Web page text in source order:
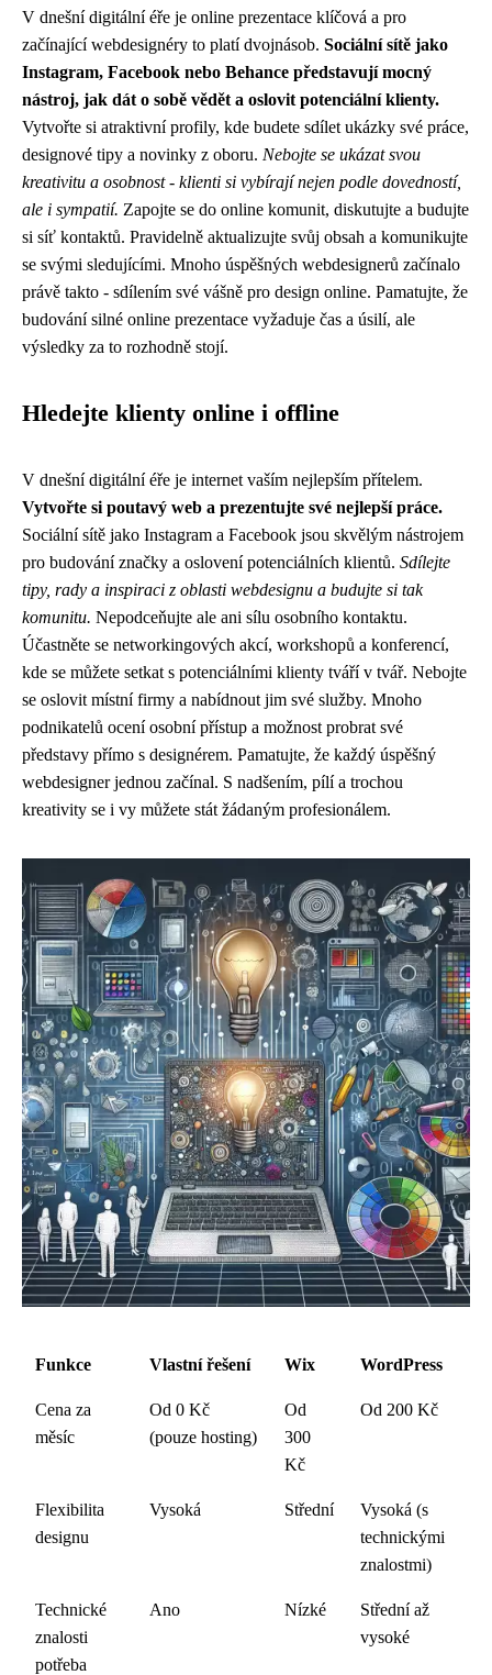
V dnešní digitální éře je online prezentace klíčová a pro
začínající webdesignéry to platí dvojnásob. Sociální sítě jako
Instagram, Facebook nebo Behance představují mocný
nástroj, jak dát o sobě vědět a oslovit potenciální klienty.
Vytvořte si atraktivní profily, kde budete sdílet ukázky své práce,
designové tipy a novinky z oboru. Nebojte se ukázat svou
kreativitu a osobnost - klienti si vybírají nejen podle dovedností,
ale i sympatií. Zapojte se do online komunit, diskutujte a budujte
si síť kontaktů. Pravidelně aktualizujte svůj obsah a komunikujte
se svými sledujícími. Mnoho úspěšných webdesignerů začínalo
právě takto - sdílením své vášně pro design online. Pamatujte, že
budování silné online prezentace vyžaduje čas a úsilí, ale
výsledky za to rozhodně stojí.
Hledejte klienty online i offline
V dnešní digitální éře je internet vaším nejlepším přítelem.
Vytvořte si poutavý web a prezentujte své nejlepší práce.
Sociální sítě jako Instagram a Facebook jsou skvělým nástrojem
pro budování značky a oslovení potenciálních klientů. Sdílejte
tipy, rady a inspiraci z oblasti webdesignu a budujte si tak
komunitu. Nepodceňujte ale ani sílu osobního kontaktu.
Účastněte se networkingových akcí, workshopů a konferencí,
kde se můžete setkat s potenciálními klienty tváří v tvář. Nebojte
se oslovit místní firmy a nabídnout jim své služby. Mnoho
podnikatelů ocení osobní přístup a možnost probrat své
představy přímo s designérem. Pamatujte, že každý úspěšný
webdesigner jednou začínal. S nadšením, pílí a trochou
kreativity se i vy můžete stát žádaným profesionálem.
Funkce Vlastní řešení Wix WordPress
Cena za
měsíc
Od 0 Kč
(pouze hosting)
Od
300
Kč
Od 200 Kč
Flexibilita
designu
Vysoká Střední
Vysoká (s
technickými
znalostmi)
Technické
znalosti
potřeba
Ano Nízké
Střední až
vysoké